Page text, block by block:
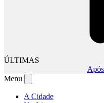
ÚLTIMAS
Após
Menu
A Cidade